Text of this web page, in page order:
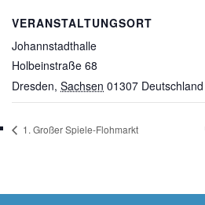
VERANSTALTUNGSORT
Johannstadthalle
Holbeinstraße 68
Dresden, Sachsen 01307 Deutschland
1. Großer Spiele-Flohmarkt